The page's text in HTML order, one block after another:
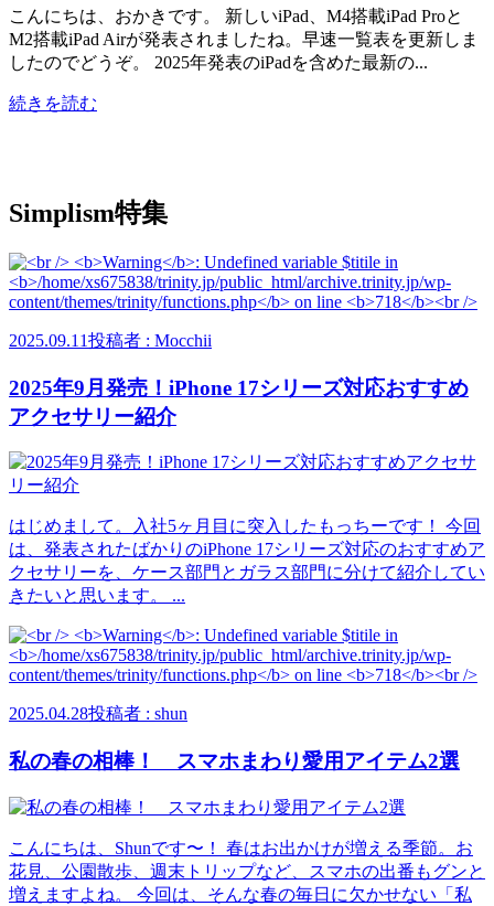
こんにちは、おかきです。 新しいiPad、M4搭載iPad Proと
M2搭載iPad Airが発表されましたね。早速一覧表を更新しま
したのでどうぞ。 2025年発表のiPadを含めた最新の...
続きを読む
Simplism特集
2025.09.11投稿者 : Mocchii
2025年9月発売！iPhone 17シリーズ対応おすすめ
アクセサリー紹介
はじめまして。入社5ヶ月目に突入したもっちーです！ 今回
は、発表されたばかりのiPhone 17シリーズ対応のおすすめア
クセサリーを、ケース部門とガラス部門に分けて紹介してい
きたいと思います。 ...
2025.04.28投稿者 : shun
私の春の相棒！ スマホまわり愛用アイテム2選
こんにちは、Shunです〜！ 春はお出かけが増える季節。お
花見、公園散歩、週末トリップなど、スマホの出番もグンと
増えますよね。 今回は、そんな春の毎日に欠かせない「私